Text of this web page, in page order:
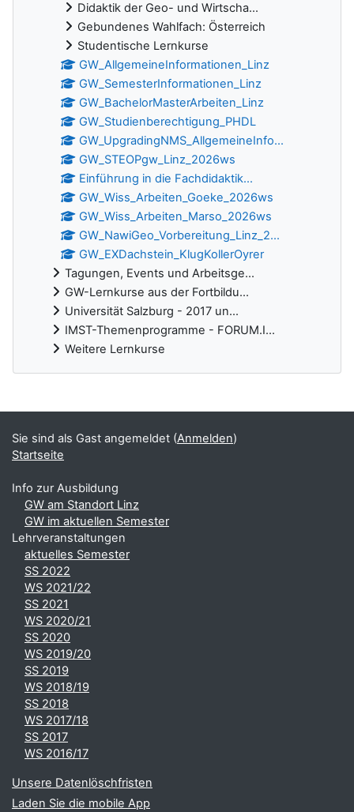
Didaktik der Geo- und Wirtscha...
Gebundenes Wahlfach: Österreich
Studentische Lernkurse
GW_AllgemeineInformationen_Linz
GW_SemesterInformationen_Linz
GW_BachelorMasterArbeiten_Linz
GW_Studienberechtigung_PHDL
GW_UpgradingNMS_AllgemeineInfo...
GW_STEOPgw_Linz_2026ws
Einführung in die Fachdidaktik...
GW_Wiss_Arbeiten_Goeke_2026ws
GW_Wiss_Arbeiten_Marso_2026ws
GW_NawiGeo_Vorbereitung_Linz_2...
GW_EXDachstein_KlugKollerOyrer
Tagungen, Events und Arbeitsge...
GW-Lernkurse aus der Fortbildu...
Universität Salzburg - 2017 un...
IMST-Themenprogramme - FORUM.I...
Weitere Lernkurse
Ergänzungsblöcke
Sie sind als Gast angemeldet (Anmelden)
Startseite
Info zur Ausbildung
GW am Standort Linz
GW im aktuellen Semester
Lehrveranstaltungen
aktuelles Semester
SS 2022
WS 2021/22
SS 2021
WS 2020/21
SS 2020
WS 2019/20
SS 2019
WS 2018/19
SS 2018
WS 2017/18
SS 2017
WS 2016/17
Unsere Datenlöschfristen
Laden Sie die mobile App